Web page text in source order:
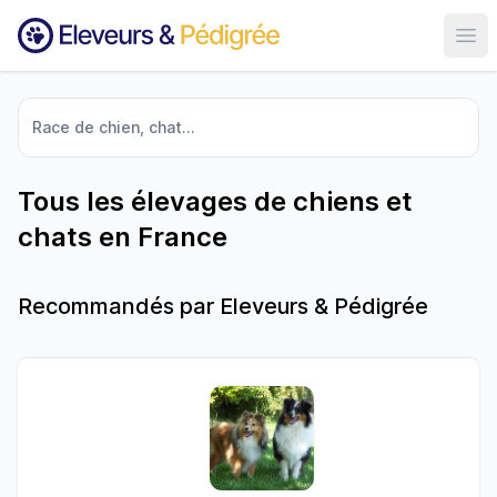
Race de chien, chat...
Tous les élevages de chiens et
chats en France
Recommandés par Eleveurs & Pédigrée